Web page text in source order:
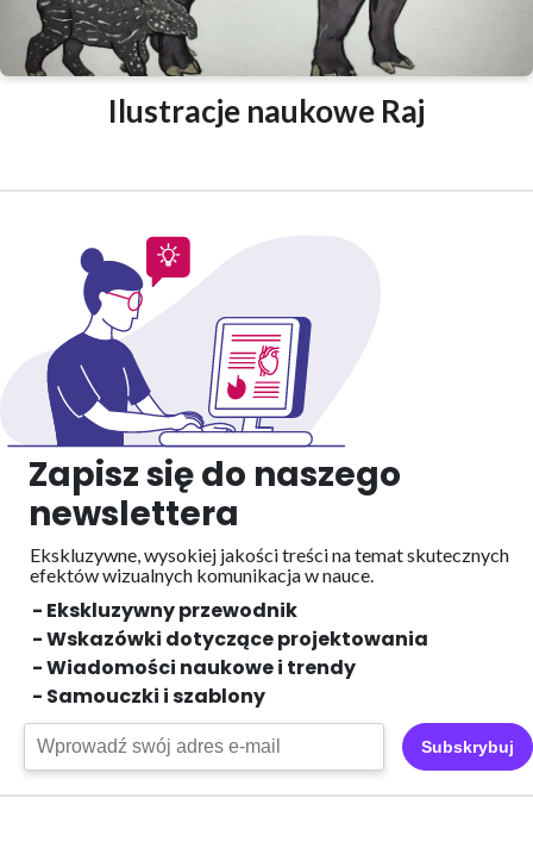
Ilustracje naukowe Raj
Zapisz się do naszego
newslettera
Ekskluzywne, wysokiej jakości treści na temat skutecznych
efektów wizualnych komunikacja w nauce.
- Ekskluzywny przewodnik
- Wskazówki dotyczące projektowania
- Wiadomości naukowe i trendy
- Samouczki i szablony
Subskrybuj